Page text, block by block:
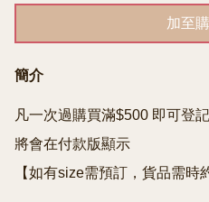
加至
簡介
凡一次過購買滿$500 即可登
將會在付款版顯示
【如有size需預訂，貨品需時